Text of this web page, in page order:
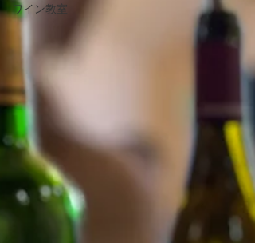
ワイン教室